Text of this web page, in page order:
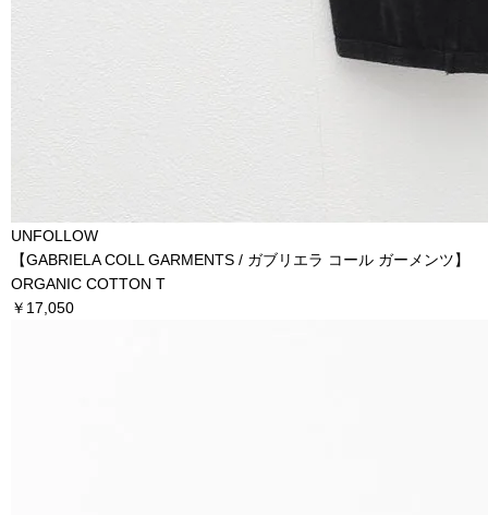
UNFOLLOW
【GABRIELA COLL GARMENTS / ガブリエラ コール ガーメンツ】
ORGANIC COTTON T
￥17,050